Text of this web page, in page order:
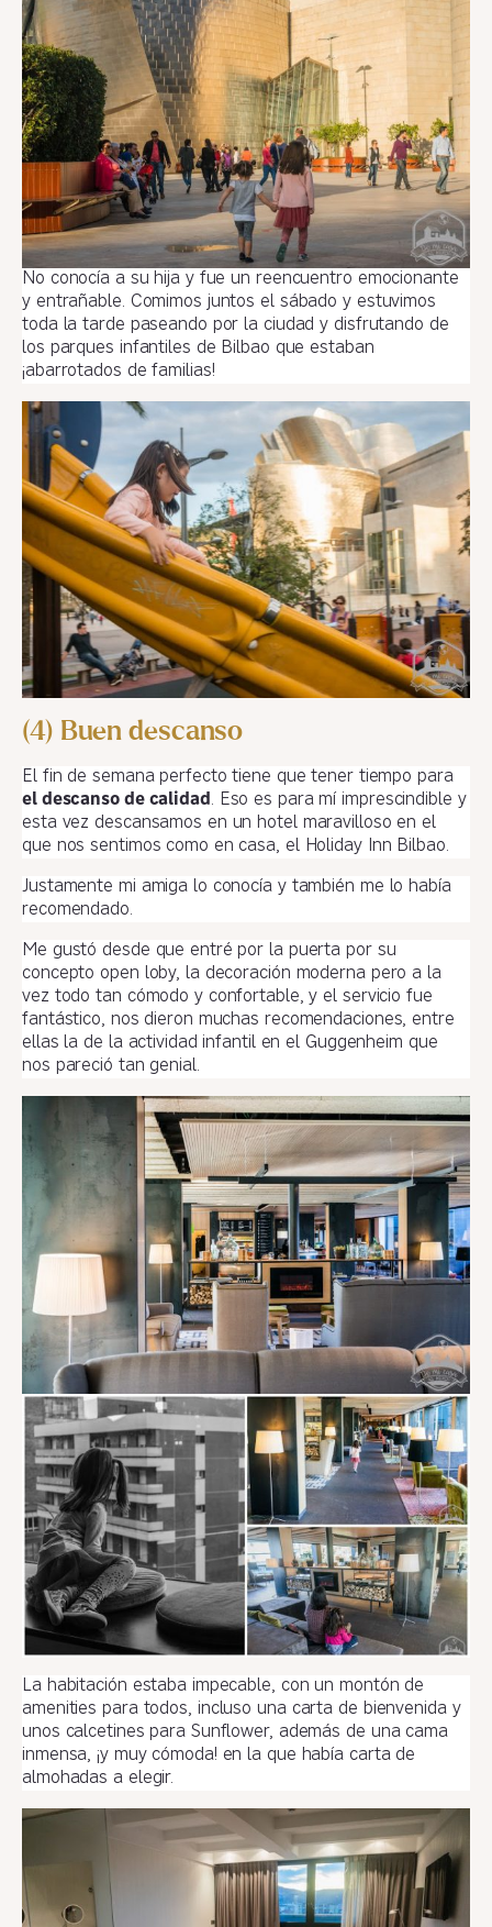
No conocía a su hija y fue un reencuentro emocionante
y entrañable. Comimos juntos el sábado y estuvimos
toda la tarde paseando por la ciudad y disfrutando de
los parques infantiles de Bilbao que estaban
¡abarrotados de familias!
(4) Buen descanso
El fin de semana perfecto tiene que tener tiempo para
el descanso de calidad. Eso es para mí imprescindible y
esta vez descansamos en un hotel maravilloso en el
que nos sentimos como en casa, el Holiday Inn Bilbao.
Justamente mi amiga lo conocía y también me lo había
recomendado.
Me gustó desde que entré por la puerta por su
concepto open loby, la decoración moderna pero a la
vez todo tan cómodo y confortable, y el servicio fue
fantástico, nos dieron muchas recomendaciones, entre
ellas la de la actividad infantil en el Guggenheim que
nos pareció tan genial.
La habitación estaba impecable, con un montón de
amenities para todos, incluso una carta de bienvenida y
unos calcetines para Sunflower, además de una cama
inmensa, ¡y muy cómoda! en la que había carta de
almohadas a elegir.